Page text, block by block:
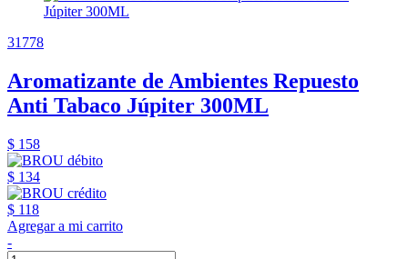
31778
Aromatizante de Ambientes Repuesto
Anti Tabaco Júpiter 300ML
$ 158
$ 134
$ 118
Agregar a mi carrito
-